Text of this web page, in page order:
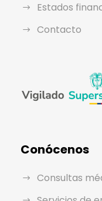
Estados
Contacto
Conócenos
Consultas